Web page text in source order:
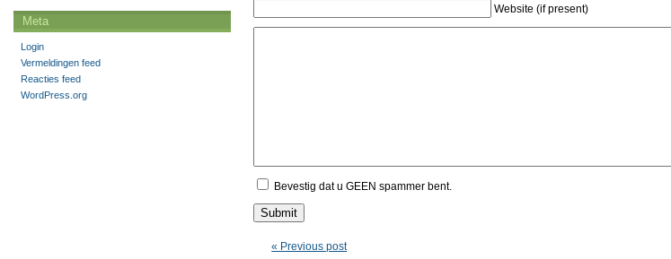
Website (if present)
Bevestig dat u GEEN spammer bent.
« Previous post
Meta
Login
Vermeldingen feed
Reacties feed
WordPress.org